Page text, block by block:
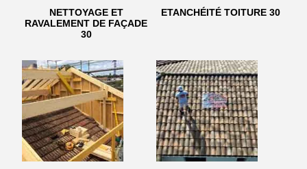
NETTOYAGE ET
RAVALEMENT DE FAÇADE
30
ETANCHÉITÉ TOITURE 30